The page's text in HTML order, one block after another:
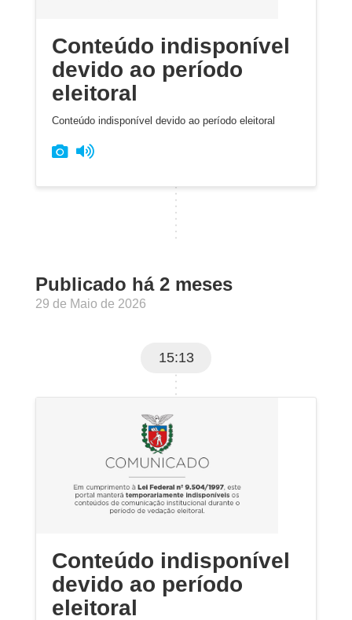
Conteúdo indisponível
devido ao período
eleitoral
Conteúdo indisponível devido ao período eleitoral
Publicado há 2 meses
29 de Maio de 2026
15:13
Conteúdo indisponível
devido ao período
eleitoral